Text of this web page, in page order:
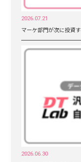
2026.07.21
マーケ部門が次に投資
2026.06.30